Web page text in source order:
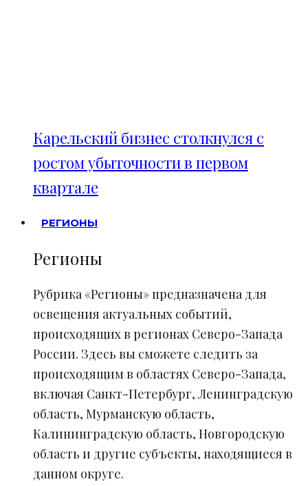
Карельский бизнес столкнулся с
ростом убыточности в первом
квартале
РЕГИОНЫ
Регионы
Рубрика «Регионы» предназначена для
освещения актуальных событий,
происходящих в регионах Северо-Запада
России. Здесь вы сможете следить за
происходящим в областях Северо-Запада,
включая Санкт-Петербург, Ленинградскую
область, Мурманскую область,
Калининградскую область, Новгородскую
область и другие субъекты, находящиеся в
данном округе.